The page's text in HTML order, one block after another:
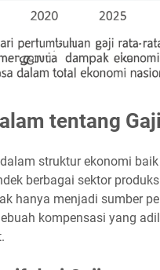
tentang Gaji
struktur ekonomi
berbagai sektor
hanya menjadi sumber
kompensasi yang